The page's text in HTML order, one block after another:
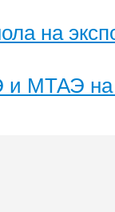
на
и МТАЭ